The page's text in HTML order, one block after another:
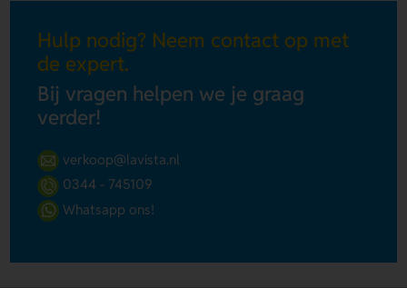
Hulp nodig? Neem contact op met
de expert.
Bij vragen helpen we je graag
verder!
verkoop@lavista.nl
0344 - 745109
Whatsapp ons!